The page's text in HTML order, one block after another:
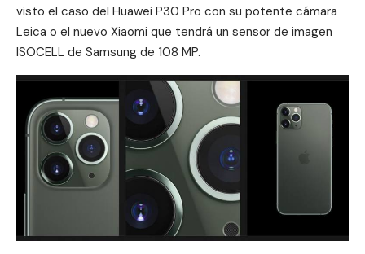
visto el caso del Huawei P30 Pro con su potente cámara
Leica o el nuevo Xiaomi que tendrá un sensor de imagen
ISOCELL de Samsung de 108 MP.